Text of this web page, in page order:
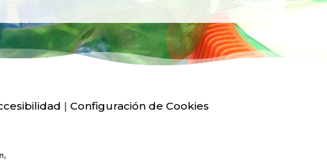
| Configuración de Cookies